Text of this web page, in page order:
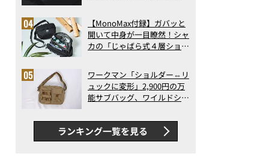
アの実力
【MonoMax付録】ガバッと
開いて中身が一目瞭然！シャ
カの「じゃばら式４層ショル
った！
ワークマン「ショルダー⇔リ
ュックに変形」2,900円の万
能サブバッグ、ワイルドシン
録…ほか【休日バッグの人気
記事ランキングベスト3】
（2026年6月版）
ランキング一覧を見る